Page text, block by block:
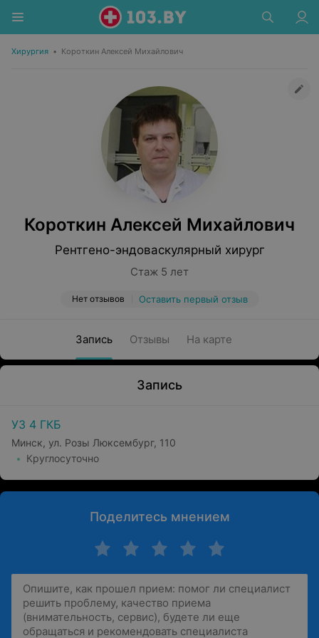
Хирургия • Короткин Алексей Михайлович
Короткин Алексей Михайлович
Рентгено-эндоваскулярный хирург
Стаж 5 лет
Нет отзывов Оставить первый отзыв
Запись Отзывы На карте
Запись
УЗ 4 ГКБ
Минск, ул. Розы Люксембург, 110
Круглосуточно
Поделитесь мнением